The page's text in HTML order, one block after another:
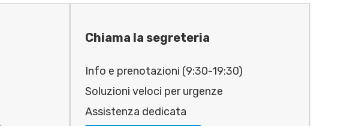
Chiama la segreteria
Info e prenotazioni (9:30-19:30)
Soluzioni veloci per urgenze
Assistenza dedicata